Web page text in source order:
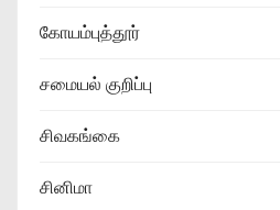
கோயம்புத்தூர்
சமையல் குறிப்பு
சிவகங்கை
சினிமா